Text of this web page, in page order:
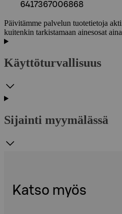
6417367006868
Päivitämme palvelun tuotetietoja
kuitenkin tarkistamaan ainesosat
Käyttöturvallisuus
Sijainti myymälässä
Katso myös